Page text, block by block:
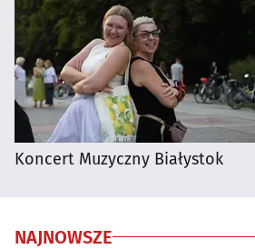
Koncert Muzyczny Białystok
NAJNOWSZE